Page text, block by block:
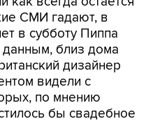
СМИ гадают, в
в субботу Пиппа
близ дома
дизайнер
видели с
по мнению
бы свадебное